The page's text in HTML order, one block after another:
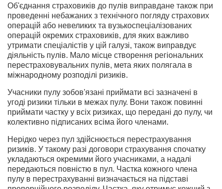
Об'єднання страховиків до пулів виправдане також при
проведенні небажаних з технічного погляду страхових
операцій або невеликих та вузькоспеціалізованих
операцій окремих страховиків, для яких важливо
утримати спеціалістів у цій галузі, також виправдує
діяльність пулів. Мало місце створення регіональних
перестраховувальних пулів, мета яких полягала в
міжнародному розподілі ризиків.
Учасники пулу зобов'язані приймати всі зазначені в
угоді ризики тільки в межах пулу. Вони також повинні
приймати частку у всіх ризиках, що передані до пулу, чи
колективно підписаних всіма його членами.
Нерідко через пул здійснюється перестрахування
ризиків. У такому разі договори страхування спочатку
укладаються окремими його учасниками, а надалі
передаються повністю в пул. Частка кожного члена
пулу в перестрахуванні визначається на підставі